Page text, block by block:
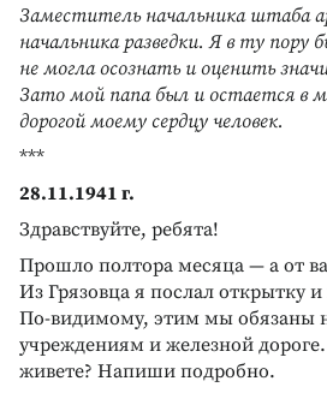
Заместитель начальника штаба
начальника разведки. Я в ту пору
не могла осознать и оценить
Зато мой папа был и остается в
дорогой моему сердцу человек.
***
28.11.1941 г.
Здравствуйте, ребята!
Прошло полтора месяца — а от
Из Грязовца я послал открытку
По-видимому, этим мы обязаны
учреждениям и железной
живете? Напиши подробно.